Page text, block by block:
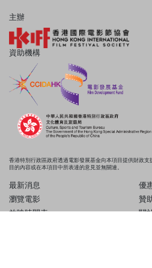
主辦
資助機構
香港特別行政區政府透過電影發展基金向本項目提供財政支
目的內容或在本項目中所表達的意見並無關連。
最新消息
瀏覽電影
放映時間表
優
贊
關